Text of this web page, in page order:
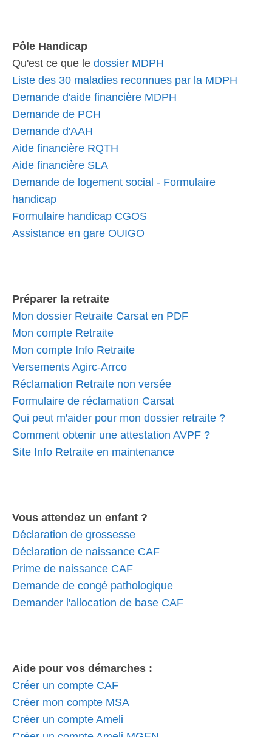
Pôle Handicap
Qu'est ce que le dossier MDPH
Liste des 30 maladies reconnues par la MDPH
Demande d'aide financière MDPH
Demande de PCH
Demande d'AAH
Aide financière RQTH
Aide financière SLA
Demande de logement social - Formulaire
handicap
Formulaire handicap CGOS
Assistance en gare OUIGO
Préparer la retraite
Mon dossier Retraite Carsat en PDF
Mon compte Retraite
Mon compte Info Retraite
Versements Agirc-Arrco
Réclamation Retraite non versée
Formulaire de réclamation Carsat
Qui peut m'aider pour mon dossier retraite ?
Comment obtenir une attestation AVPF ?
Site Info Retraite en maintenance
Vous attendez un enfant ?
Déclaration de grossesse
Déclaration de naissance CAF
Prime de naissance CAF
Demande de congé pathologique
Demander l'allocation de base CAF
Aide pour vos démarches :
Créer un compte CAF
Créer mon compte MSA
Créer un compte Ameli